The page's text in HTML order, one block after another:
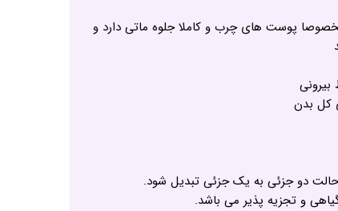
پوست های چرب و کاملا جلوه ماتی دارد و
کل بدن
دو جزئی به یک جزئی تبدیل شود.
و تجزیه پذیر می باشد.